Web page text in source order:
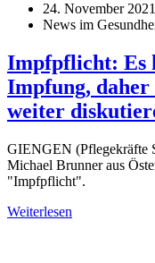
24. November 2021
News im
Impfpflicht: Es
Impfung,
weiter
GIENGEN (Pflegekräfte
Michael Brunner aus
"Impfpflicht".
Weiterlesen